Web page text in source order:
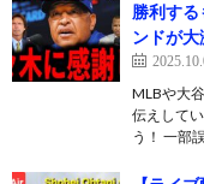
勝利す
ンドが
MLBや大
伝えして
う！ 一部